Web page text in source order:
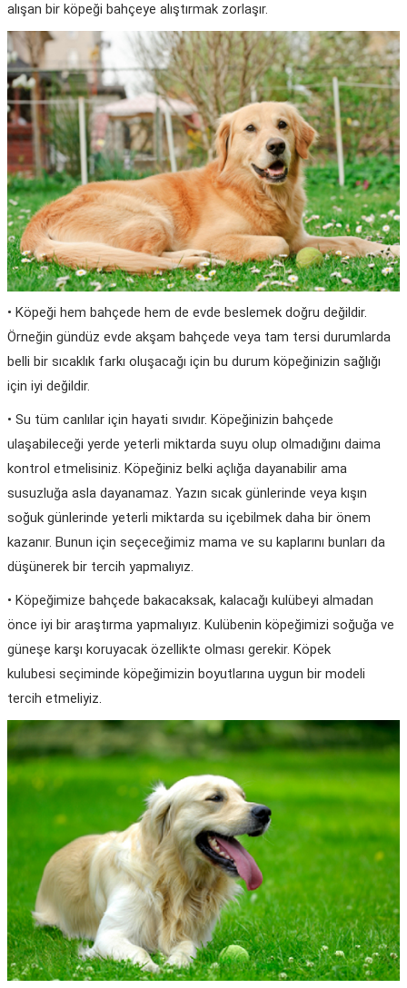
alışan bir köpeği bahçeye alıştırmak zorlaşır.
• Köpeği hem bahçede hem de evde beslemek doğru değildir.
Örneğin gündüz evde akşam bahçede veya tam tersi durumlarda
belli bir sıcaklık farkı oluşacağı için bu durum köpeğinizin sağlığı
için iyi değildir.
• Su tüm canlılar için hayati sıvıdır. Köpeğinizin bahçede
ulaşabileceği yerde yeterli miktarda suyu olup olmadığını daima
kontrol etmelisiniz. Köpeğiniz belki açlığa dayanabilir ama
susuzluğa asla dayanamaz. Yazın sıcak günlerinde veya kışın
soğuk günlerinde yeterli miktarda su içebilmek daha bir önem
kazanır. Bunun için seçeceğimiz mama ve su kaplarını bunları da
düşünerek bir tercih yapmalıyız.
• Köpeğimize bahçede bakacaksak, kalacağı kulübeyi almadan
önce iyi bir araştırma yapmalıyız. Kulübenin köpeğimizi soğuğa ve
güneşe karşı koruyacak özellikte olması gerekir. Köpek
kulubesi seçiminde köpeğimizin boyutlarına uygun bir modeli
tercih etmeliyiz.